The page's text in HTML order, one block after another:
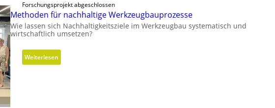
a
u
l
k
z
Forschungsprojekt abgeschlossen
Methoden für nachhaltige Werkzeugbauprozesse
Wie lassen sich Nachhaltigkeitsziele im Werkzeugbau systematisch und
wirtschaftlich umsetzen?
Weiterlesen:
M